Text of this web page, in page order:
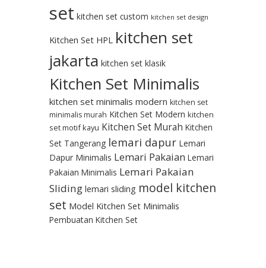
set kitchen set custom kitchen set design
Kitchen Set HPL kitchen set
jakarta kitchen set klasik
Kitchen Set Minimalis
kitchen set minimalis modern kitchen set
minimalis murah Kitchen Set Modern kitchen
set motif kayu Kitchen Set Murah Kitchen
Set Tangerang lemari dapur Lemari
Dapur Minimalis Lemari Pakaian Lemari
Pakaian Minimalis Lemari Pakaian
Sliding lemari sliding model kitchen
set Model Kitchen Set Minimalis
Pembuatan Kitchen Set